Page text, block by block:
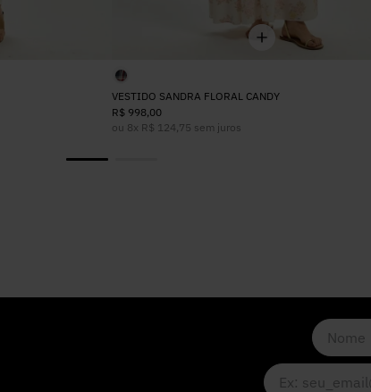
VESTIDO SANDRA FLORAL CANDY
R$ 998,00
ou 8x R$ 124,75 sem juros